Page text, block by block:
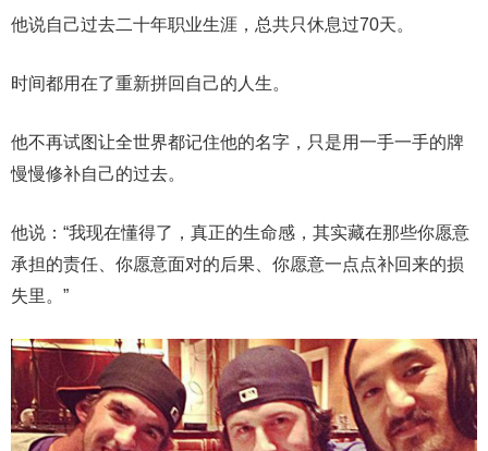
他说自己过去二十年职业生涯，总共只休息过70天。
时间都用在了重新拼回自己的人生。
他不再试图让全世界都记住他的名字，只是用一手一手的牌
慢慢修补自己的过去。
他说：“我现在懂得了，真正的生命感，其实藏在那些你愿意
承担的责任、你愿意面对的后果、你愿意一点点补回来的损
失里。”